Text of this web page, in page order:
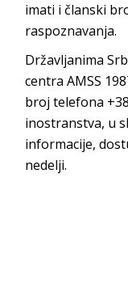
imati i članski
raspoznavanja.
Državljanima
centra AMSS
broj telefona
inostranstva, u
informacije,
nedelji.